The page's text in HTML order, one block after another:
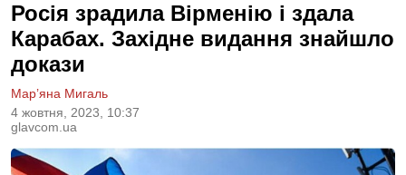
Росія зрадила Вірменію і здала
Карабах. Західне видання знайшло
докази
4 жовтня, 2023, 10:37
glavcom.ua
Мар’яна Мигаль